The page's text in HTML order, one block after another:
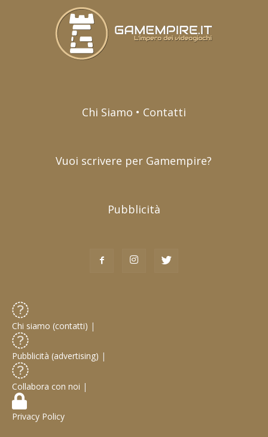
Chi Siamo • Contatti
Vuoi scrivere per Gamempire?
Pubblicità
Chi siamo (contatti) |
Pubblicità (advertising) |
Collabora con noi |
Privacy Policy